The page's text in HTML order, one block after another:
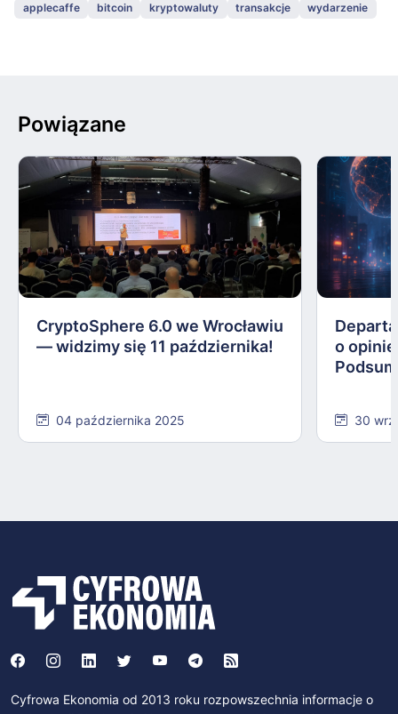
applecaffe bitcoin kryptowaluty transakcje wydarzenie
Powiązane
CryptoSphere 6.0 we Wrocławiu
— widzimy się 11 października!
04 października 2025
o opinie
30
Cyfrowa Ekonomia od 2013 roku rozpowszechnia informacje o